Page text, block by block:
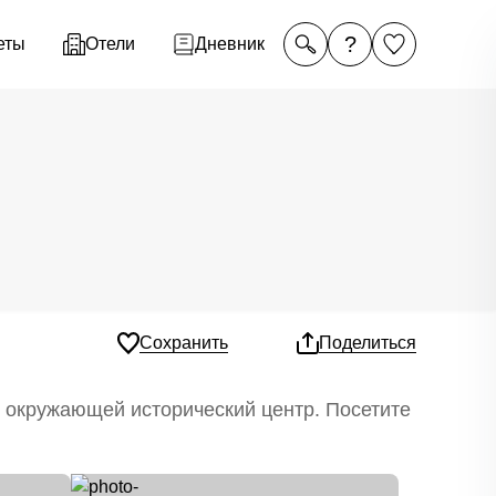
Отели Дневник ?
Сохранить Поделиться
исторический центр. Посетите